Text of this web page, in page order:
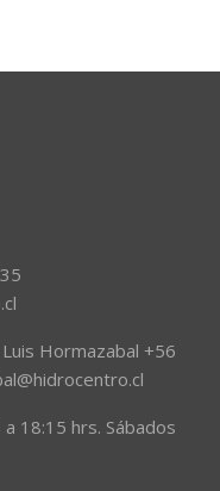
Hormazabal +56
18:15 hrs. Sábados